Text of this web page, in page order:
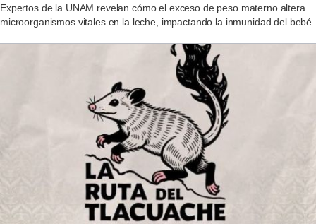
Expertos de la UNAM revelan cómo el exceso de peso materno altera
microorganismos vitales en la leche, impactando la inmunidad del bebé